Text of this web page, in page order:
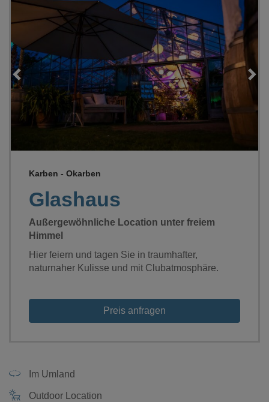
Glashaus
Karben - Okarben
Außergewöhnliche Location unter freiem
Himmel
Hier feiern und tagen Sie in traumhafter,
naturnaher Kulisse und mit Clubatmosphäre.
Preis anfragen
Im Umland
Outdoor Location